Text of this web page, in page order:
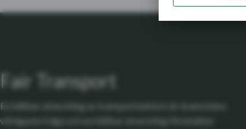
Fair Transport
En hållbar utveckling av transportsektorn är branschens
viktigaste fråga och en hållbar utveckling förutsätter